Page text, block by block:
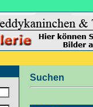
Suchen